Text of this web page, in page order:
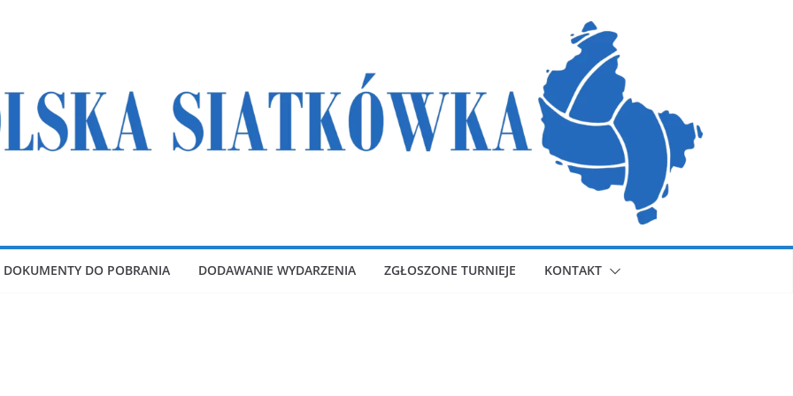
DOKUMENTY DO POBRANIA DODAWANIE WYDARZENIA ZGŁOSZONE TURNIEJE KONTAKT